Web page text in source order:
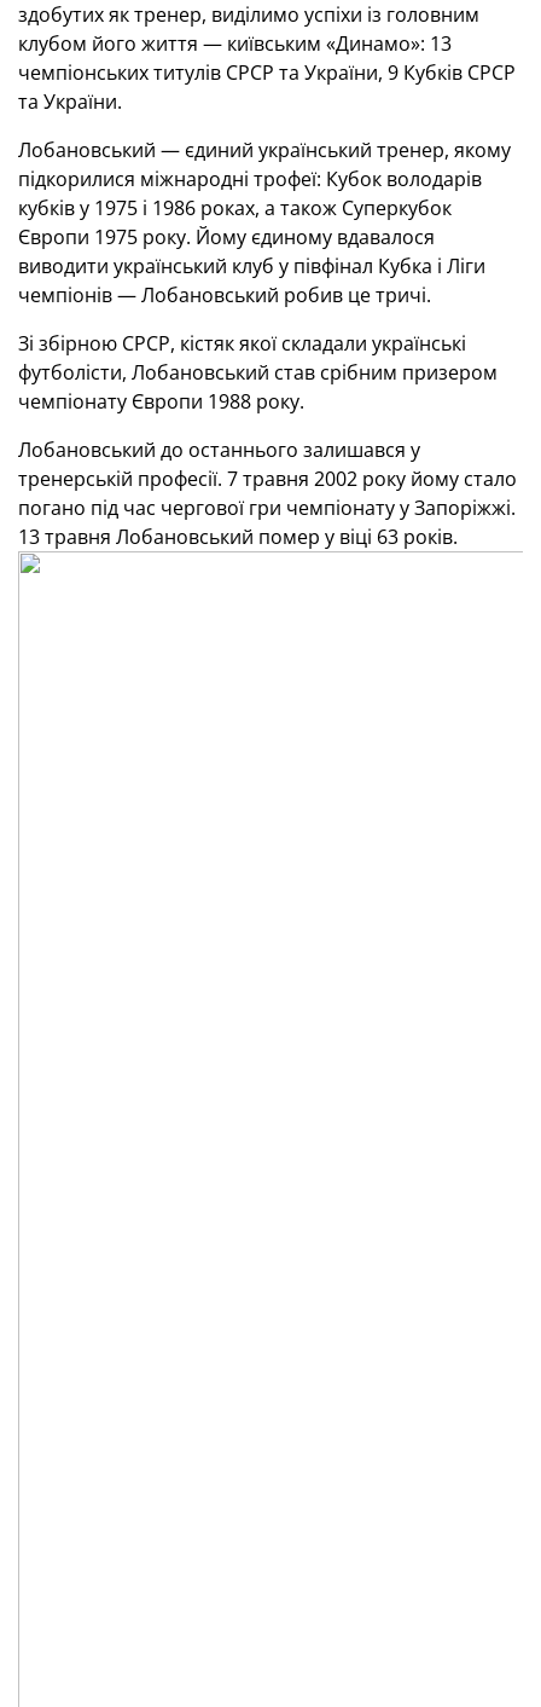
здобутих як тренер, виділимо успіхи із головним
клубом його життя — київським «Динамо»: 13
чемпіонських титулів СРСР та України, 9 Кубків СРСР
та України.
Лобановський — єдиний український тренер, якому
підкорилися міжнародні трофеї: Кубок володарів
кубків у 1975 і 1986 роках, а також Суперкубок
Європи 1975 року. Йому єдиному вдавалося
виводити український клуб у півфінал Кубка і Ліги
чемпіонів — Лобановський робив це тричі.
Зі збірною СРСР, кістяк якої складали українські
футболісти, Лобановський став срібним призером
чемпіонату Європи 1988 року.
Лобановський до останнього залишався у
тренерській професії. 7 травня 2002 року йому стало
погано під час чергової гри чемпіонату у Запоріжжі.
13 травня Лобановський помер у віці 63 років.